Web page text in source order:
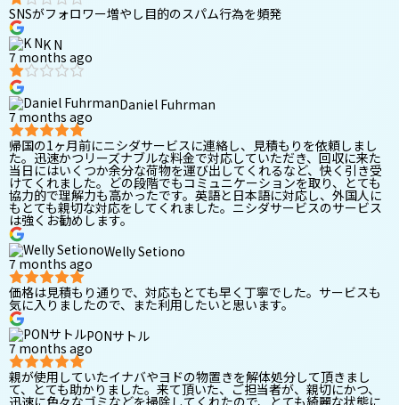
SNSがフォロワー増やし目的のスパム行為を頻発
K N
7 months ago
Daniel Fuhrman
7 months ago
帰国の1ヶ月前にニシダサービスに連絡し、見積もりを依頼しまし
た。迅速かつリーズナブルな料金で対応していただき、回収に来た
当日にはいくつか余分な荷物を運び出してくれるなど、快く引き受
けてくれました。どの段階でもコミュニケーションを取り、とても
協力的で理解力も高かったです。英語と日本語に対応し、外国人に
もとても親切な対応をしてくれました。ニシダサービスのサービス
は強くお勧めします。
Welly Setiono
7 months ago
価格は見積もり通りで、対応もとても早く丁寧でした。サービスも
気に入りましたので、また利用したいと思います。
PONサトル
7 months ago
親が使用していたイナバやヨドの物置きを解体処分して頂きまし
て、とても助かりました。来て頂いた、ご担当者が、親切にかつ、
迅速に色々なゴミなどを掃除してくれたので、とても綺麗な状態に